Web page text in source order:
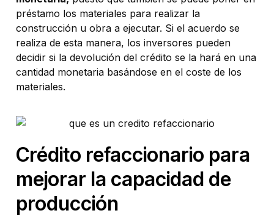
préstamo los materiales para realizar la
construcción u obra a ejecutar. Si el acuerdo se
realiza de esta manera, los inversores pueden
decidir si la devolución del crédito se la hará en una
cantidad monetaria basándose en el coste de los
materiales.
Crédito refaccionario para
mejorar la capacidad de
producción